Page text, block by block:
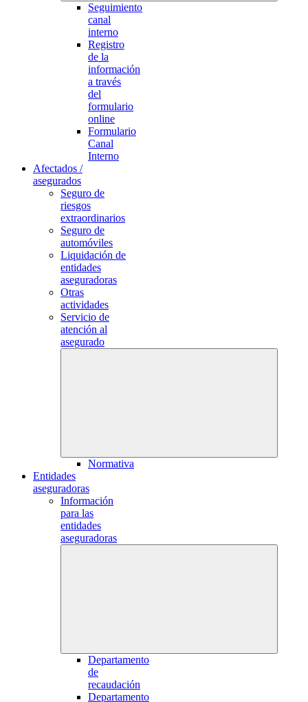
Seguimiento
canal
interno
Registro
de la
información
a través
del
formulario
online
Formulario
Canal
Interno
Afectados /
asegurados
Seguro de
riesgos
extraordinarios
Seguro de
automóviles
Liquidación de
entidades
aseguradoras
Otras
actividades
Servicio de
atención al
asegurado
Normativa
Entidades
aseguradoras
Información
para las
entidades
aseguradoras
Departamento
de
recaudación
Departamento